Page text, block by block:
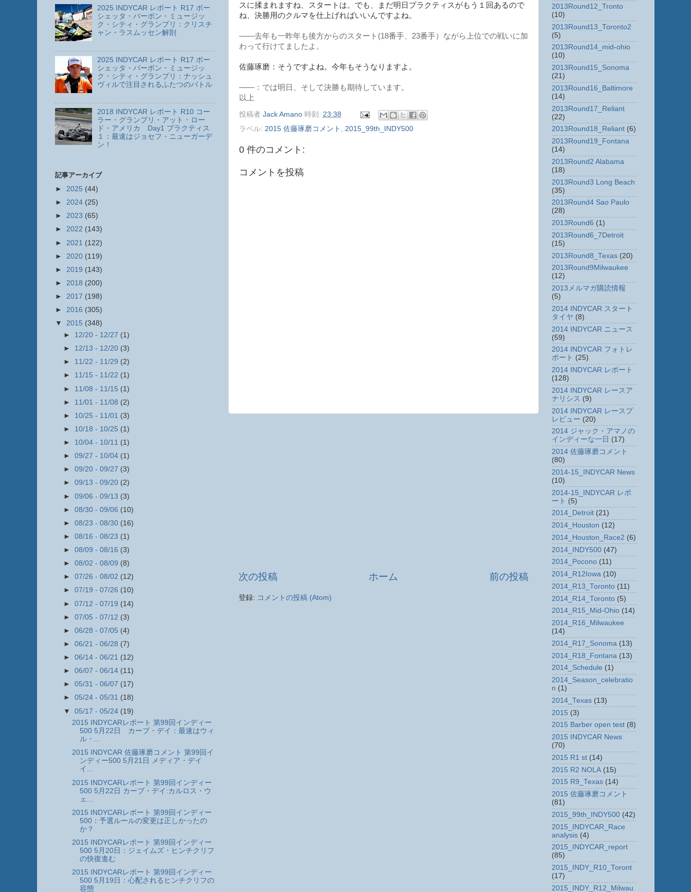
スに揉まれますね、スタートは。でも、まだ明日プラクティスがもう１回あるので
ね、決勝用のクルマを仕上げればいいんですよね。
――去年も一昨年も後方からのスタート(18番手、23番手）ながら上位での戦いに加
わって行けてましたよ。
佐藤琢磨：そうですよね。今年もそうなりますよ。
――：では明日、そして決勝も期待しています。
以上
投稿者 Jack Amano 時刻: 23:38
ラベル: 2015 佐藤琢磨コメント 2015_99th_INDY500
0 件のコメント:
コメントを投稿
次の投稿 前の投稿
ホーム
登録: コメントの投稿 (Atom)
2025 INDYCAR レポート R17 ボー
シェッタ・バーボン・ミュージッ
ク・シティ・グランプリ：クリスチ
ャン・ラスムッセン解剖
2025 INDYCAR レポート R17 ボー
シェッタ・バーボン・ミュージッ
ク・シティ・グランプリ：ナッシュ
ヴィルで注目されるふたつのバトル
2018 INDYCAR レポート R10 コー
ラー・グランプリ・アット・ロー
ド・アメリカ Day1 プラクティス
１：最速はジョセフ・ニューガーデ
ン！
記事アーカイブ
► 2025 (44)
► 2024 (25)
► 2023 (65)
► 2022 (143)
► 2021 (122)
► 2020 (119)
► 2019 (143)
► 2018 (200)
► 2017 (198)
► 2016 (305)
▼ 2015 (348)
► 12/20 - 12/27 (1)
► 12/13 - 12/20 (3)
► 11/22 - 11/29 (2)
► 11/15 - 11/22 (1)
► 11/08 - 11/15 (1)
► 11/01 - 11/08 (2)
► 10/25 - 11/01 (3)
► 10/18 - 10/25 (1)
► 10/04 - 10/11 (1)
► 09/27 - 10/04 (1)
► 09/20 - 09/27 (3)
► 09/13 - 09/20 (2)
► 09/06 - 09/13 (3)
► 08/30 - 09/06 (10)
► 08/23 - 08/30 (16)
► 08/16 - 08/23 (1)
► 08/09 - 08/16 (3)
► 08/02 - 08/09 (8)
► 07/26 - 08/02 (12)
► 07/19 - 07/26 (10)
► 07/12 - 07/19 (14)
► 07/05 - 07/12 (3)
► 06/28 - 07/05 (4)
► 06/21 - 06/28 (7)
► 06/14 - 06/21 (12)
► 06/07 - 06/14 (11)
► 05/31 - 06/07 (17)
► 05/24 - 05/31 (18)
▼ 05/17 - 05/24 (19)
2015 INDYCARレポート 第99回インディー
500 5月22日 カーブ・デイ：最速はウィ
ル・...
2015 INDYCAR 佐藤琢磨コメント 第99回イ
ンディー500 5月21日 メディア・デイ
イ...
2015 INDYCARレポート 第99回インディー
500 5月22日 カーブ・デイ:カルロス・ウ
ェ...
2015 INDYCARレポート 第99回インディー
500：予選ルールの変更は正しかったの
か？
2015 INDYCARレポート 第99回インディー
500 5月20日：ジェイムズ・ヒンチクリフ
の快復進む
2015 INDYCARレポート 第99回インディー
500 5月19日：心配されるヒンチクリフの
容態
2013Round12_Tronto
(10)
2013Round13_Toronto2
(5)
2013Round14_mid-ohio
(10)
2013Round15_Sonoma
(21)
2013Round16_Baltimore
(14)
2013Round17_Reliant
(22)
2013Round18_Reliant (6)
2013Round19_Fontana
(14)
2013Round2 Alabama
(18)
2013Round3 Long Beach
(35)
2013Round4 Sao Paulo
(28)
2013Round6 (1)
2013Round6_7Detroit
(15)
2013Round8_Texas (20)
2013Round9Milwaukee
(12)
2013メルマガ購読情報
(5)
2014 INDYCAR スタート
タイヤ (8)
2014 INDYCAR ニュース
(59)
2014 INDYCAR フォトレ
ポート (25)
2014 INDYCAR レポート
(128)
2014 INDYCAR レースア
ナリシス (9)
2014 INDYCAR レースプ
レビュー (20)
2014 ジャック・アマノの
インディーな一日 (17)
2014 佐藤琢磨コメント
(80)
2014-15_INDYCAR News
(10)
2014-15_INDYCAR レポ
ート (5)
2014_Detroit (21)
2014_Houston (12)
2014_Houston_Race2 (6)
2014_INDY500 (47)
2014_Pocono (11)
2014_R12Iowa (10)
2014_R13_Toronto (11)
2014_R14_Toronto (5)
2014_R15_Mid-Ohio (14)
2014_R16_Milwaukee
(14)
2014_R17_Sonoma (13)
2014_R18_Fontana (13)
2014_Schedule (1)
2014_Season_celebratio
n (1)
2014_Texas (13)
2015 (3)
2015 Barber open test (8)
2015 INDYCAR News
(70)
2015 R1 st (14)
2015 R2 NOLA (15)
2015 R9_Texas (14)
2015 佐藤琢磨コメント
(81)
2015_99th_INDY500 (42)
2015_INDYCAR_Race
analysis (4)
2015_INDYCAR_report
(85)
2015_INDY_R10_Toront
(17)
2015_INDY_R12_Milwau